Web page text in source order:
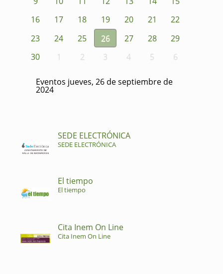
16
17 18 19 20 21
22
23
24 25 26 27 28
29
30
1 2 3 4 5 6
Eventos jueves, 26 de septiembre de
2024
SEDE ELECTRÓNICA
SEDE ELECTRÓNICA
El tiempo
El tiempo
Cita Inem On Line
Cita Inem On Line